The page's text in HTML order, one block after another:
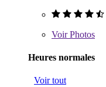
VoirPhotos
Heures normales
Voir tout